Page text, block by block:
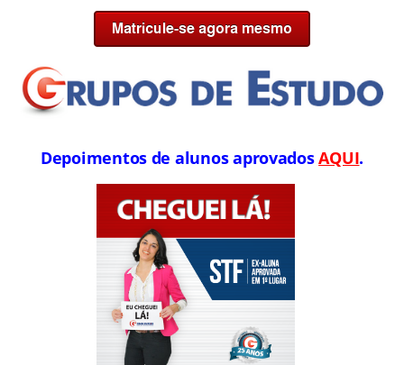
Depoimentos de alunos aprovadosAQUI.